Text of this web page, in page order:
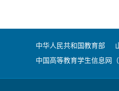
中华人民共和国教育部
中国高等教育学生信息网（